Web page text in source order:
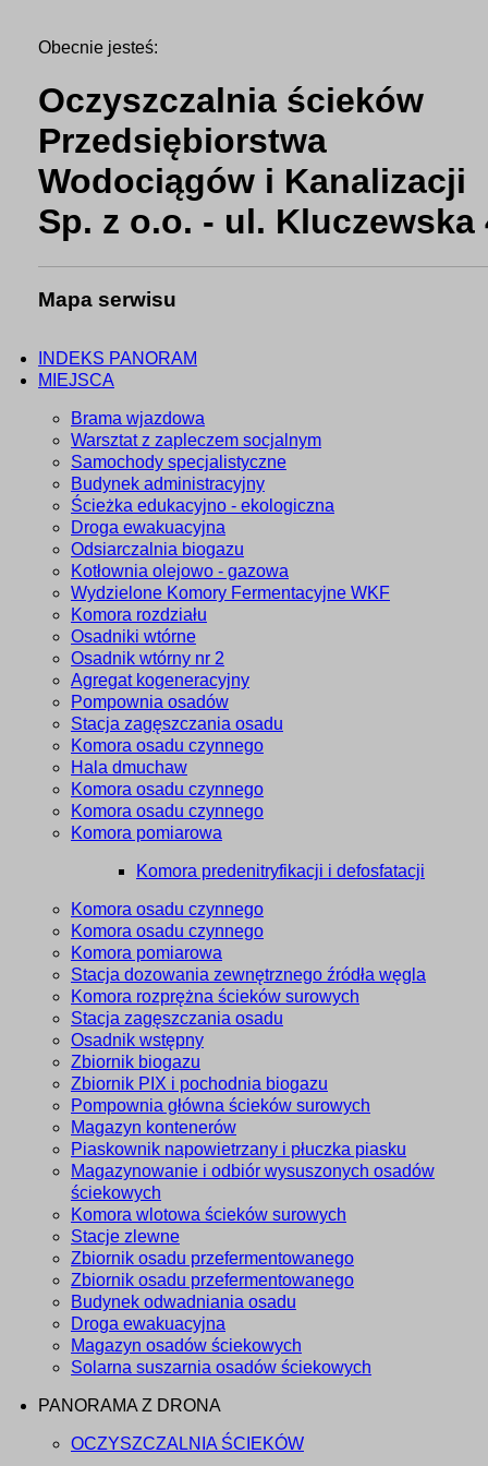
Obecnie jesteś:
Oczyszczalnia ścieków
Przedsiębiorstwa
Wodociągów i Kanalizacji
Sp. z o.o. - ul. Kluczewska
Mapa serwisu
INDEKS PANORAM
MIEJSCA
Brama wjazdowa
Warsztat z zapleczem socjalnym
Samochody specjalistyczne
Budynek administracyjny
Ścieżka edukacyjno - ekologiczna
Droga ewakuacyjna
Odsiarczalnia biogazu
Kotłownia olejowo - gazowa
Wydzielone Komory Fermentacyjne WKF
Komora rozdziału
Osadniki wtórne
Osadnik wtórny nr 2
Agregat kogeneracyjny
Pompownia osadów
Stacja zagęszczania osadu
Komora osadu czynnego
Hala dmuchaw
Komora osadu czynnego
Komora osadu czynnego
Komora pomiarowa
Komora predenitryfikacji i defosfatacji
Komora osadu czynnego
Komora osadu czynnego
Komora pomiarowa
Stacja dozowania zewnętrznego źródła węgla
Komora rozprężna ścieków surowych
Stacja zagęszczania osadu
Osadnik wstępny
Zbiornik biogazu
Zbiornik PIX i pochodnia biogazu
Pompownia główna ścieków surowych
Magazyn kontenerów
Piaskownik napowietrzany i płuczka piasku
Magazynowanie i odbiór wysuszonych osadów
ściekowych
Komora wlotowa ścieków surowych
Stacje zlewne
Zbiornik osadu przefermentowanego
Zbiornik osadu przefermentowanego
Budynek odwadniania osadu
Droga ewakuacyjna
Magazyn osadów ściekowych
Solarna suszarnia osadów ściekowych
PANORAMA Z DRONA
OCZYSZCZALNIA ŚCIEKÓW